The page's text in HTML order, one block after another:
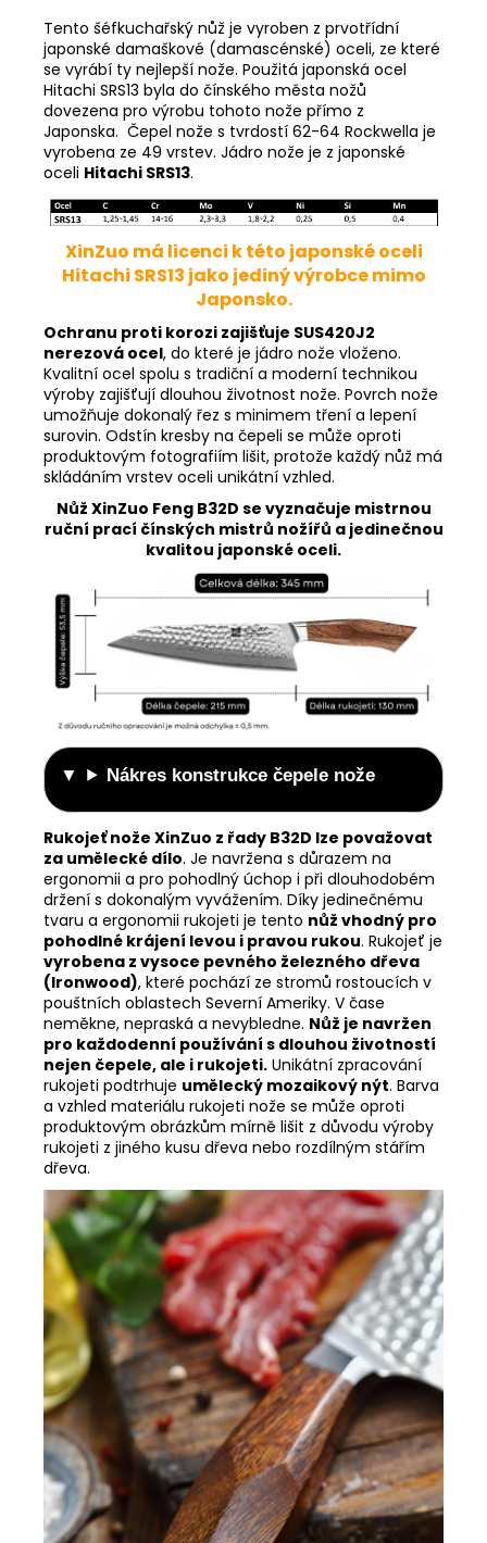
Tento šéfkuchařský nůž je vyroben z prvotřídní
japonské damaškové (damascénské) oceli, ze které
se vyrábí ty nejlepší nože. Použitá japonská ocel
Hitachi SRS13 byla do čínského města nožů
dovezena pro výrobu tohoto nože přímo z
Japonska. Čepel nože s tvrdostí 62-64 Rockwella je
vyrobena ze 49 vrstev. Jádro nože je z japonské
oceli Hitachi SRS13.
XinZuo má licenci k této japonské oceli
Hitachi SRS13 jako jediný výrobce mimo
Japonsko.
Ochranu proti korozi zajišťuje SUS420J2
nerezová ocel, do které je jádro nože vloženo.
Kvalitní ocel spolu s tradiční a moderní technikou
výroby zajišťují dlouhou životnost nože. Povrch nože
umožňuje dokonalý řez s minimem tření a lepení
surovin. Odstín kresby na čepeli se může oproti
produktovým fotografiím lišit, protože každý nůž má
skládáním vrstev oceli unikátní vzhled.
Nůž XinZuo Feng B32D se vyznačuje mistrnou
ruční prací čínských mistrů nožířů a jedinečnou
kvalitou japonské oceli.
Nákres konstrukce čepele nože
Rukojeť nože XinZuo z řady B32D lze považovat
za umělecké dílo. Je navržena s důrazem na
ergonomii a pro pohodlný úchop i při dlouhodobém
držení s dokonalým vyvážením. Díky jedinečnému
tvaru a ergonomii rukojeti je tento nůž vhodný pro
pohodlné krájení levou i pravou rukou. Rukojeť je
vyrobena z vysoce pevného železného dřeva
(Ironwood), které pochází ze stromů rostoucích v
pouštních oblastech Severní Ameriky. V čase
neměkne, nepraská a nevybledne. Nůž je navržen
pro každodenní používání s dlouhou životností
nejen čepele, ale i rukojeti. Unikátní zpracování
rukojeti podtrhuje umělecký mozaikový nýt. Barva
a vzhled materiálu rukojeti nože se může oproti
produktovým obrázkům mírně lišit z důvodu výroby
rukojeti z jiného kusu dřeva nebo rozdílným stářím
dřeva.